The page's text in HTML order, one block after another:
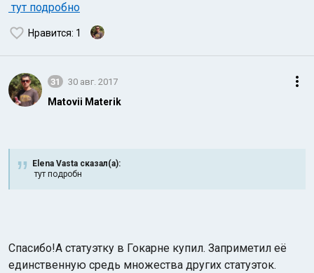
тут подробно
Нравится: 1
31 30 авг. 2017
Matovii Materik
Elena Vasta сказал(а):
тут подробн
Спасибо!А статуэтку в Гокарне купил. Заприметил её
единственную средь множества других статуэток.